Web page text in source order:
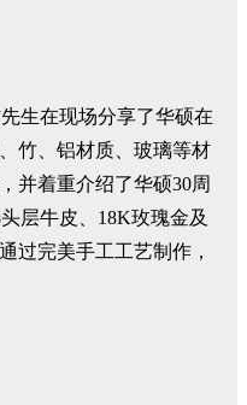
生在现场分享了华硕在
竹、铝材质、玻璃等材
并着重介绍了华硕30周
层牛皮、18K玫瑰金及
过完美手工工艺制作，